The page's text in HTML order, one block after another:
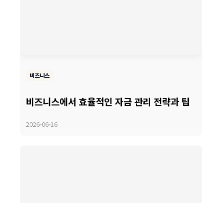
비즈니스
비즈니스에서 효율적인 자금 관리 전략과 팁
2026-06-16